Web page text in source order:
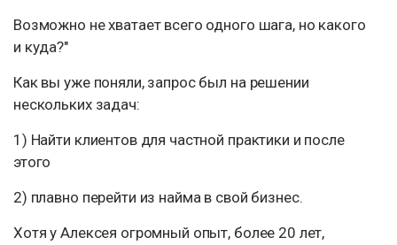
Возможно не хватает всего одного шага, но какого
и куда?"
Как вы уже поняли, запрос был на решении
нескольких задач:
1) Найти клиентов для частной практики и после
этого
2) плавно перейти из найма в свой бизнес.
Хотя у Алексея огромный опыт, более 20 лет,